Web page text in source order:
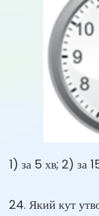
1) за 5 хв; 2) за
24. Який кут